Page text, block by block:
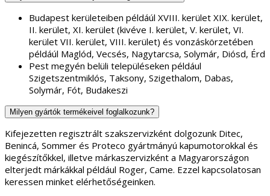
Budapest kerületeiben példáúl XVIII. kerület XIX. kerület,
II. kerület, XI. kerület (kivéve I. kerület, V. kerület, VI.
kerület VII. kerület, VIII. kerület) és vonzáskörzetében
példáúl Maglód, Vecsés, Nagytarcsa, Solymár, Diósd, Érd
Pest megyén belüli településeken például
Szigetszentmiklós, Taksony, Szigethalom, Dabas,
Solymár, Fót, Budakeszi
Milyen gyártók termékeivel foglalkozunk?
Kifejezetten regisztrált szakszervizként dolgozunk Ditec,
Benincá, Sommer és Proteco gyártmányú kapumotorokkal és
kiegészítőkkel, illetve márkaszervizként a Magyarországon
elterjedt márkákkal például Roger, Came. Ezzel kapcsolatosan
keressen minket elérhetőségeinken.